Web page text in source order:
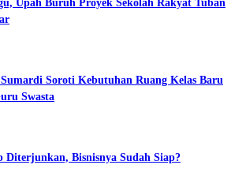
Upah Buruh Proyek Sekolah Rakyat Tuban
Sumardi Soroti Kebutuhan Ruang Kelas Baru
Swasta
Diterjunkan, Bisnisnya Sudah Siap?